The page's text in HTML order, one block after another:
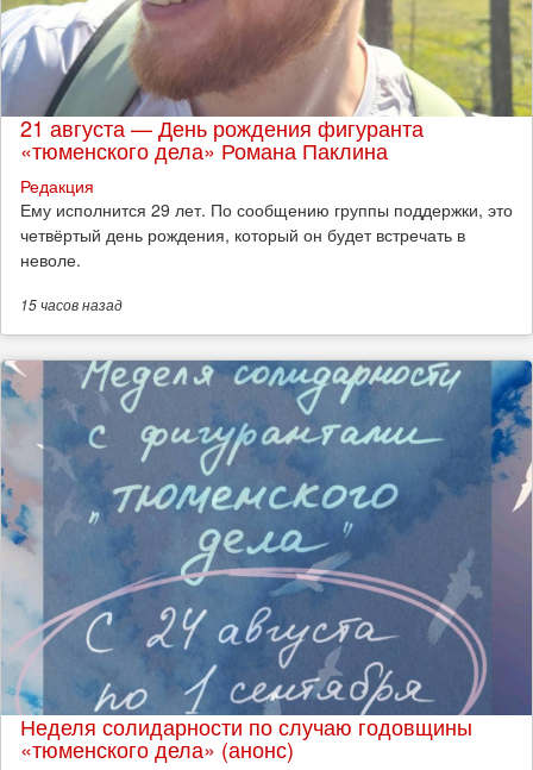
21 августа — День рождения фигуранта
«тюменского дела» Романа Паклина
Редакция
Ему исполнится 29 лет. По сообщению группы поддержки, это
четвёртый день рождения, который он будет встречать в
неволе.
15 часовназад
Неделя солидарности по случаю годовщины
«тюменского дела» (анонс)